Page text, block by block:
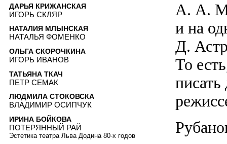
А. А.
и на
Д.
То
ДАРЬЯ КРИЖАНСКАЯ
ИГОРЬ СКЛЯР
НАТАЛИЯ МЛЫНСКАЯ
НАТАЛЬЯ ФОМЕНКО
ОЛЬГА СКОРОЧКИНА
ИГОРЬ ИВАНОВ
ТАТЬЯНА ТКАЧ
ПЕТР СЕМАК
ЛЮДМИЛА СТОКОВСКА
ВЛАДИМИР ОСИПЧУК
ИРИНА БОЙКОВА
ПОТЕРЯННЫЙ РАЙ
Эстетика театра Льва Додина 80-х годов